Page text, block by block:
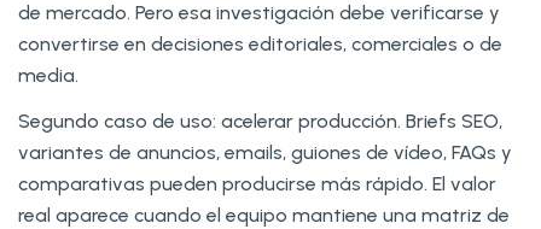
de mercado. Pero esa investigación debe verificarse y
convertirse en decisiones editoriales, comerciales o de
media.
Segundo caso de uso: acelerar producción. Briefs SEO,
variantes de anuncios, emails, guiones de vídeo, FAQs y
comparativas pueden producirse más rápido. El valor
real aparece cuando el equipo mantiene una matriz de